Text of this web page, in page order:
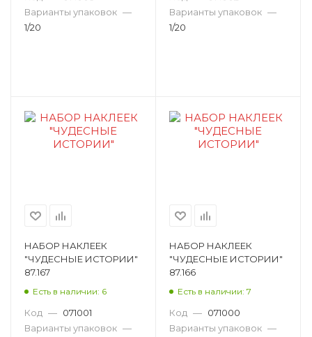
Варианты упаковок —
1/20
Варианты упаковок —
1/20
НАБОР НАКЛЕЕК
"ЧУДЕСНЫЕ ИСТОРИИ"
87.167
Есть в наличии: 6
Код — 071001
Варианты упаковок —
НАБОР НАКЛЕЕК
"ЧУДЕСНЫЕ ИСТОРИИ"
87.166
Есть в наличии: 7
Код — 071000
Варианты упаковок —